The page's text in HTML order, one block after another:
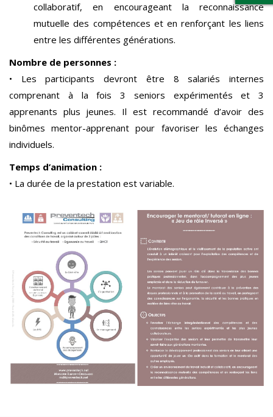
collaboratif, en encourageant la reconnaissance
mutuelle des compétences et en renforçant les liens
entre les différentes générations.
Nombre de personnes :
• Les participants devront être 8 salariés internes
comprenant à la fois 3 seniors expérimentés et 3
apprenants plus jeunes. Il est recommandé d’avoir des
binômes mentor-apprenant pour favoriser les échanges
individuels.
Temps d’animation :
• La durée de la prestation est variable.